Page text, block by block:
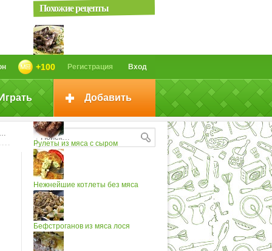
Вход
Регистрация
+100
Добавить
Похожие рецепты
Котлеты без грамма мяса
Рулеты из мяса с сыром
Нежнейшие котлеты без мяса
Бефстроганов из мяса лося